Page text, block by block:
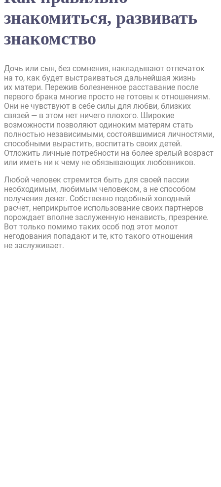
знакомиться, развивать
знакомство
Дочь или сын, без сомнения, накладывают отпечаток
на то, как будет выстраиваться дальнейшая жизнь
их матери. Пережив болезненное расставание после
первого брака многие просто не готовы к отношениям.
Они не чувствуют в себе силы для любви, близких
связей — в этом нет ничего плохого. Широкие
возможности позволяют одиноким матерям стать
полностью независимыми, состоявшимися личностями,
способными вырастить, воспитать своих детей.
Отложить личные потребности на более зрелый возраст
или иметь ни к чему не обязывающих любовников.
Любой человек стремится быть для своей пассии
необходимым, любимым человеком, а не способом
получения денег. Собственно подобный холодный
расчет, неприкрытое использование своих партнеров
порождает вполне заслуженную ненависть, презрение.
Вот только помимо таких особ под этот молот
негодования попадают и те, кто такого отношения
не заслуживает.